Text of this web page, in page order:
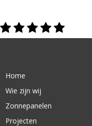
Home
Wie zijn wij
Zonnepanelen
Projecten